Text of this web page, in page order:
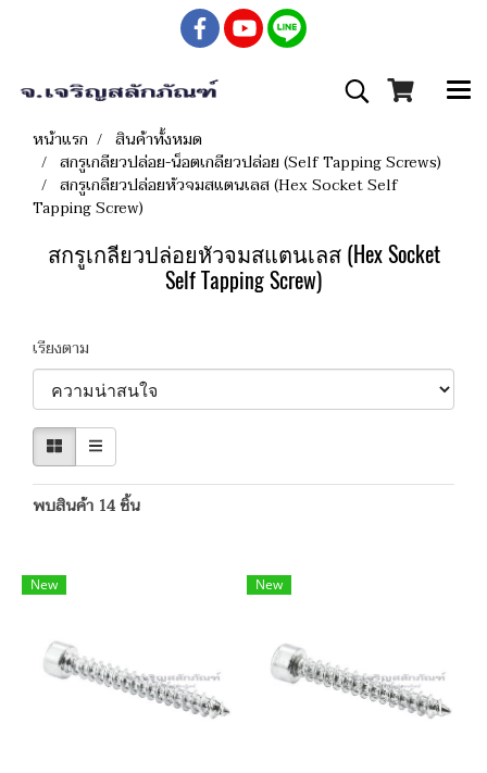
หน้าแรก
สินค้าทั้งหมด
สกรูเกลียวปล่อย-น็อตเกลียวปล่อย (Self Tapping Screws)
สกรูเกลียวปล่อยหัวจมสแตนเลส (Hex Socket Self
Tapping Screw)
สกรูเกลียวปล่อยหัวจมสแตนเลส (Hex Socket
Self Tapping Screw)
เรียงตาม
พบสินค้า 14 ชิ้น
New New